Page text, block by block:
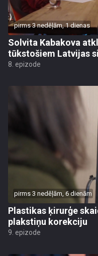
pirms 3 nedēļām, 1 dienas
Solvita Kabakova
tūkstošiem Latvijas
8. epizode
pirms 3 nedēļām, 6 dienām
Plastikas ķirurģe
plakstiņu korekciju
9. epizode